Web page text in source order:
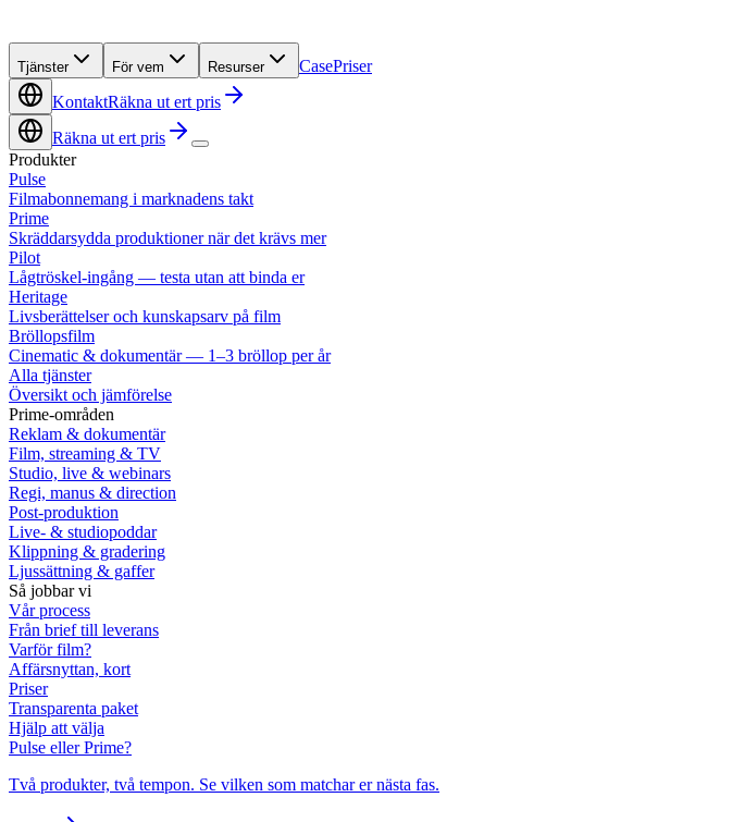
Tjänster För vem Resurser CasePriser
KontaktRäkna ut ert pris
Räkna ut ert pris
Produkter
Pulse
Filmabonnemang i marknadens takt
Prime
Skräddarsydda produktioner när det krävs mer
Pilot
Lågtröskel-ingång — testa utan att binda er
Heritage
Livsberättelser och kunskapsarv på film
Bröllopsfilm
Cinematic & dokumentär — 1–3 bröllop per år
Alla tjänster
Översikt och jämförelse
Prime-områden
Reklam & dokumentär
Film, streaming & TV
Studio, live & webinars
Regi, manus & direction
Post-produktion
Live- & studiopoddar
Klippning & gradering
Ljussättning & gaffer
Så jobbar vi
Vår process
Från brief till leverans
Varför film?
Affärsnyttan, kort
Priser
Transparenta paket
Hjälp att välja
Pulse eller Prime?
Två produkter, två tempon. Se vilken som matchar er nästa fas.